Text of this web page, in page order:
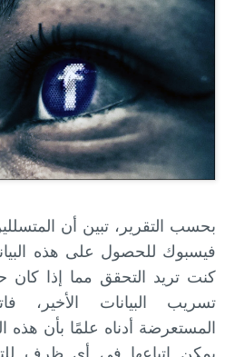
بحسب التقرير، تبين أن
فيسبوك للحصول على هذه
كنت تريد التحقق مما إذا
تسريب البيانات الأخير،
المستعرضة أدناه علمًا بأن
يمكن إتباعها في أي ظرف